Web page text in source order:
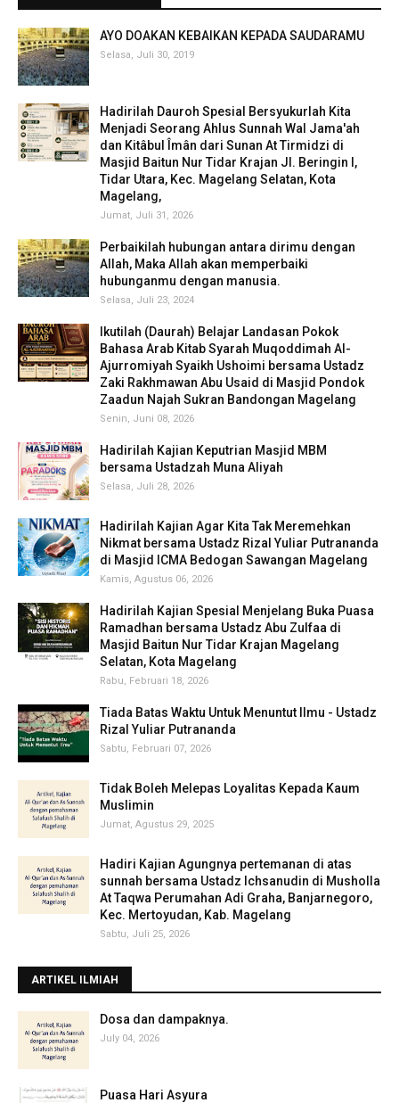
AYO DOAKAN KEBAIKAN KEPADA SAUDARAMU
Selasa, Juli 30, 2019
Hadirilah Dauroh Spesial Bersyukurlah Kita
Menjadi Seorang Ahlus Sunnah Wal Jama'ah
dan Kitâbul Îmân dari Sunan At Tirmidzi di
Masjid Baitun Nur Tidar Krajan Jl. Beringin I,
Tidar Utara, Kec. Magelang Selatan, Kota
Magelang,
Jumat, Juli 31, 2026
Perbaikilah hubungan antara dirimu dengan
Allah, Maka Allah akan memperbaiki
hubunganmu dengan manusia.
Selasa, Juli 23, 2024
Ikutilah (Daurah) Belajar Landasan Pokok
Bahasa Arab Kitab Syarah Muqoddimah Al-
Ajurromiyah Syaikh Ushoimi bersama Ustadz
Zaki Rakhmawan Abu Usaid di Masjid Pondok
Zaadun Najah Sukran Bandongan Magelang
Senin, Juni 08, 2026
Hadirilah Kajian Keputrian Masjid MBM
bersama Ustadzah Muna Aliyah
Selasa, Juli 28, 2026
Hadirilah Kajian Agar Kita Tak Meremehkan
Nikmat bersama Ustadz Rizal Yuliar Putrananda
di Masjid ICMA Bedogan Sawangan Magelang
Kamis, Agustus 06, 2026
Hadirilah Kajian Spesial Menjelang Buka Puasa
Ramadhan bersama Ustadz Abu Zulfaa di
Masjid Baitun Nur Tidar Krajan Magelang
Selatan, Kota Magelang
Rabu, Februari 18, 2026
Tiada Batas Waktu Untuk Menuntut Ilmu - Ustadz
Rizal Yuliar Putrananda
Sabtu, Februari 07, 2026
Tidak Boleh Melepas Loyalitas Kepada Kaum
Muslimin
Jumat, Agustus 29, 2025
Hadiri Kajian Agungnya pertemanan di atas
sunnah bersama Ustadz Ichsanudin di Musholla
At Taqwa Perumahan Adi Graha, Banjarnegoro,
Kec. Mertoyudan, Kab. Magelang
Sabtu, Juli 25, 2026
ARTIKEL ILMIAH
‎Dosa dan dampaknya.
July 04, 2026
Puasa Hari Asyura